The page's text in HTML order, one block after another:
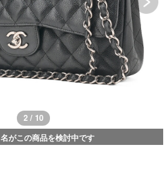
3 / 10
名がこの商品を検討中です